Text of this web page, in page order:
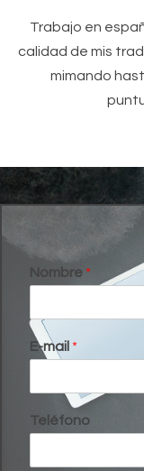
Trabajo en
calidad de mis
mimando
Nombre *
E-mail *
Teléfono